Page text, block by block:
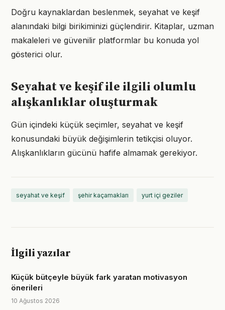
Doğru kaynaklardan beslenmek, seyahat ve keşif
alanındaki bilgi birikiminizi güçlendirir. Kitaplar, uzman
makaleleri ve güvenilir platformlar bu konuda yol
gösterici olur.
Seyahat ve keşif ile ilgili olumlu
alışkanlıklar oluşturmak
Gün içindeki küçük seçimler, seyahat ve keşif
konusundaki büyük değişimlerin tetikçisi oluyor.
Alışkanlıkların gücünü hafife almamak gerekiyor.
seyahat ve keşif şehir kaçamakları yurt içi geziler
İlgili yazılar
Küçük bütçeyle büyük fark yaratan motivasyon
önerileri
10 Ağustos 2026